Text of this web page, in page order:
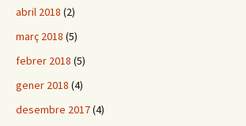
abril 2018 (2)
març 2018 (5)
febrer 2018 (5)
gener 2018 (4)
desembre 2017(4)